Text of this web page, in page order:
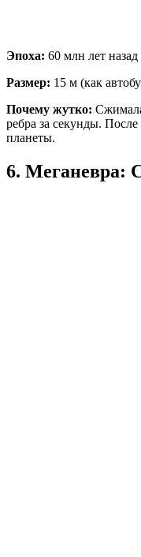
Эпоха: 60 млн лет назад
Размер: 15 м (как
Почему жутко:
ребра за секунды.
планеты.
6. Меганевра: